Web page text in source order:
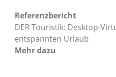
Referenzbericht
DER Touristik: Desktop-
entspannten Urlaub
Mehr dazu